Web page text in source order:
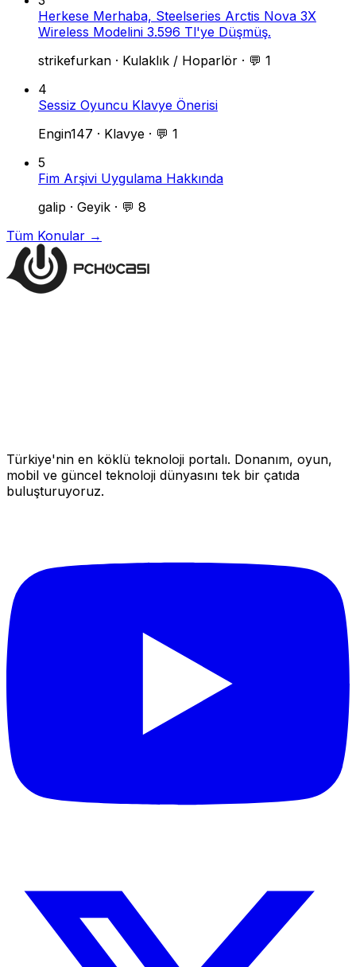
Herkese Merhaba, Steelseries Arctis Nova 3X
Wireless Modelini 3.596 Tl'ye Düşmüş.
strikefurkan · Kulaklık / Hoparlör · 💬 1
4
Sessiz Oyuncu Klavye Önerisi
Engin147 · Klavye · 💬 1
5
Fim Arşivi Uygulama Hakkında
galip · Geyik · 💬 8
Tüm Konular →
Türkiye'nin en köklü teknoloji portalı. Donanım, oyun,
mobil ve güncel teknoloji dünyasını tek bir çatıda
buluşturuyoruz.